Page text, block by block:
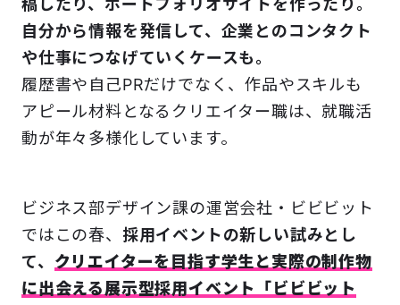
稿したり、ポートフォリオサイトを作ったり。
自分から情報を発信して、企業とのコンタクト
や仕事につなげていくケースも。
履歴書や自己PRだけでなく、作品やスキルも
アピール材料となるクリエイター職は、就職活
動が年々多様化しています。
ビジネス部デザイン課の運営会社・ビビビット
ではこの春、 採用イベントの新しい試みとし
て、 クリエイターを目指す学生と実際の制作物
に出会える展示型採用イベント「ビビビット